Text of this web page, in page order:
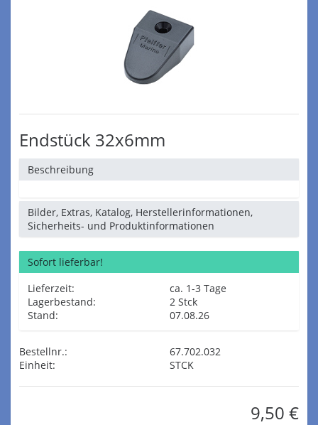
Endstück 32x6mm
Beschreibung
Bilder, Extras, Katalog, Herstellerinformationen,
Sicherheits- und Produktinformationen
Sofort lieferbar!
Lieferzeit:
ca. 1-3 Tage
Lagerbestand:
2 Stck
Stand:
07.08.26
Bestellnr.:
67.702.032
Einheit:
STCK
9,50 €